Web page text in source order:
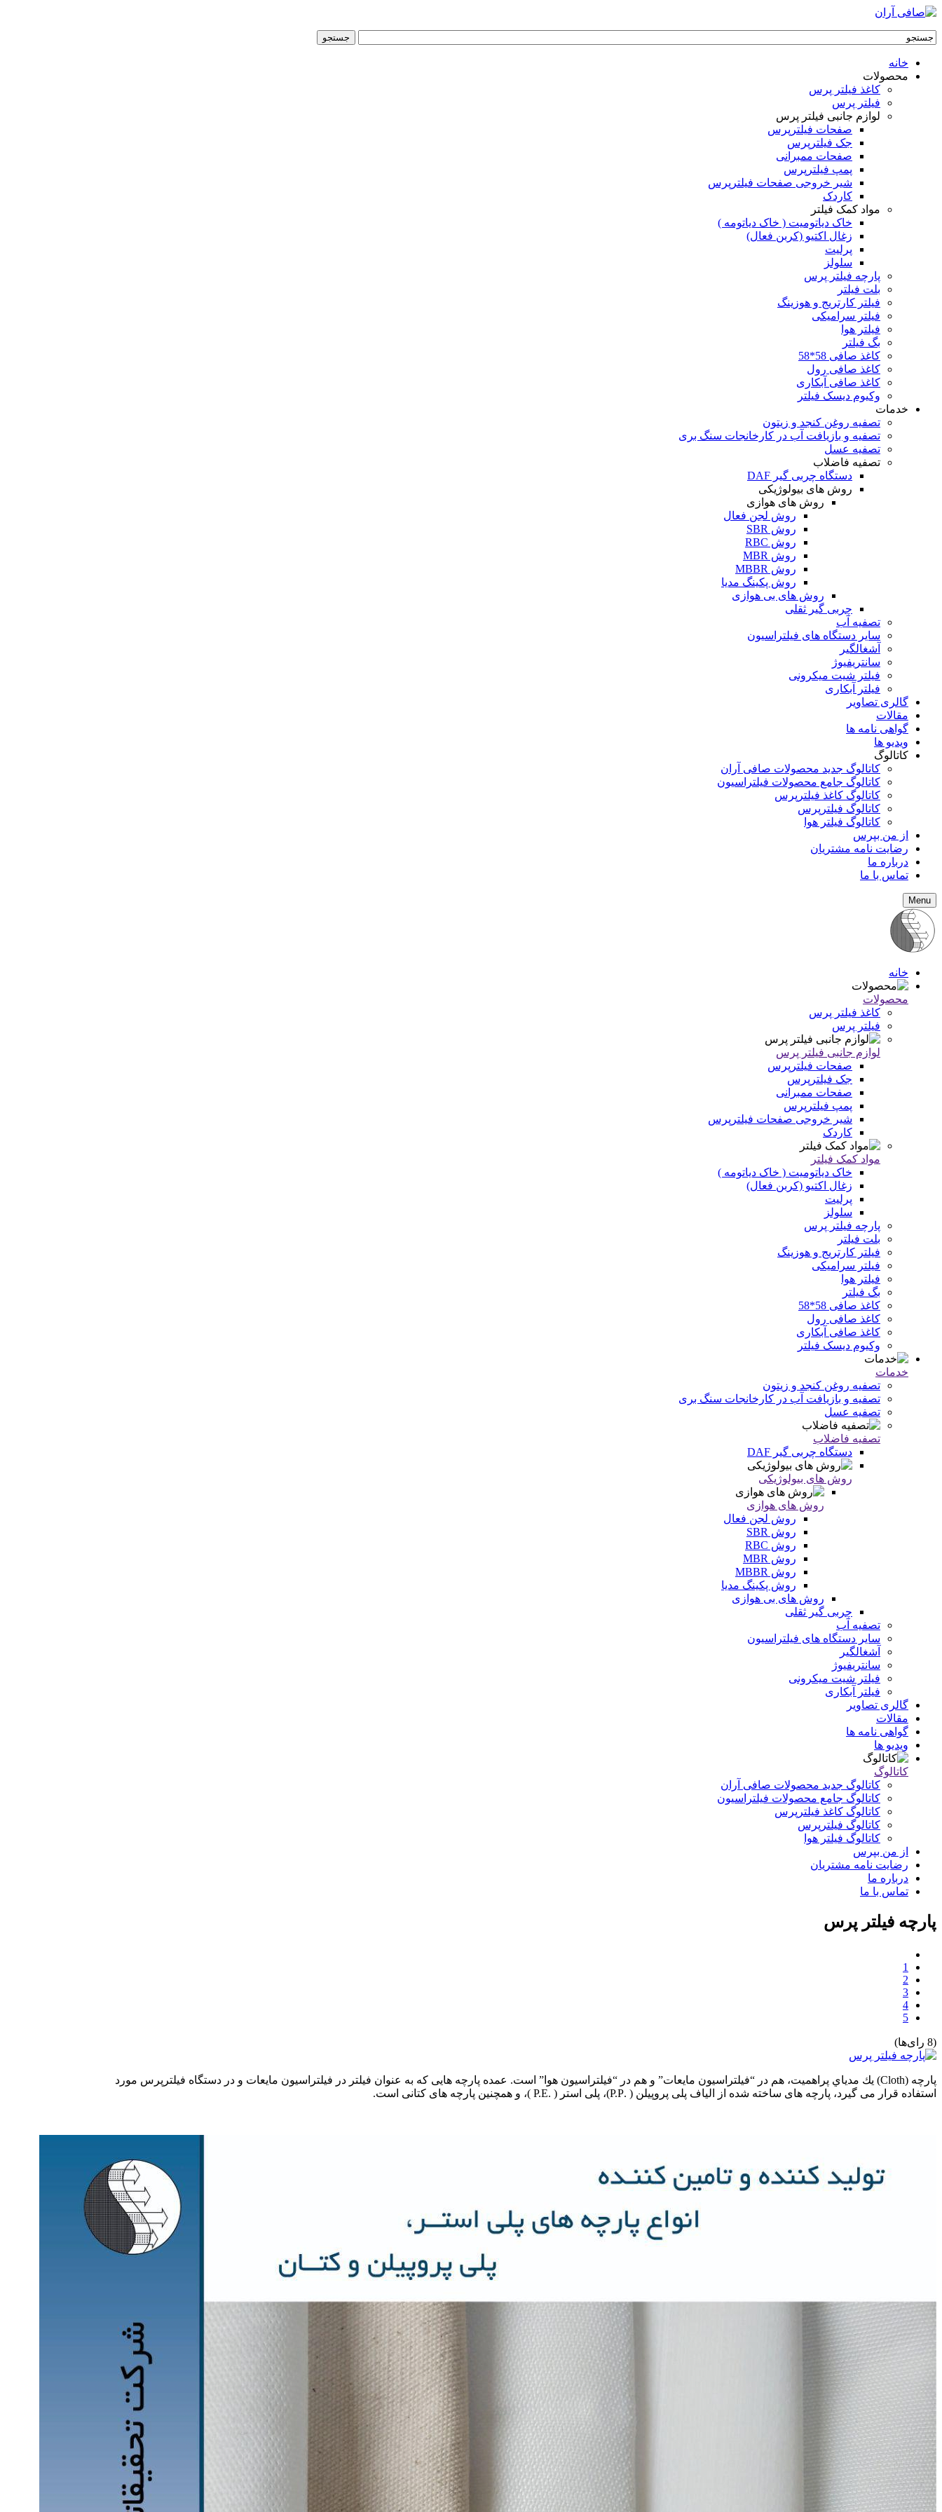
خانه
محصولات
کاغذ فیلتر پرس
فیلتر پرس
لوازم جانبی فیلتر پرس
صفحات فیلترپرس
جک فیلترپرس
صفحات ممبرانی
پمپ فیلترپرس
شیر خروجی صفحات فیلترپرس
کاردک
مواد کمک فیلتر
خاک دیاتومیت ( خاک دیاتومه )
زغال اکتیو (کربن فعال)
پرلیت
سلولز
پارچه فیلتر پرس
بلت فیلتر
فیلتر کارتریج و هوزینگ
فیلتر سرامیکی
فیلتر هوا
بگ فیلتر
کاغذ صافی 58*58
کاغذ صافی رول
کاغذ صافی آبکاری
وکیوم دیسک فیلتر
خدمات
تصفیه روغن کنجد و زیتون
تصفیه و بازیافت آب در کارخانجات سنگ بری
تصفیه عسل
تصفیه فاضلاب
دستگاه چربی گیر DAF
روش های بیولوژیکی
روش های هوازی
روش لجن فعال
روش SBR
روش RBC
روش MBR
روش MBBR
روش پکینگ مدیا
روش های بی هوازی
چربی گیر ثقلی
تصفیه آب
سایر دستگاه های فیلتراسیون
آشغالگیر
سانتریفیوژ
فیلتر شیت میکرونی
فیلتر آبکاری
گالری تصاویر
مقالات
گواهی نامه ها
ویدیو ها
کاتالوگ
کاتالوگ جدید محصولات صافی آران
کاتالوگ جامع محصولات فیلتراسیون
کاتالوگ کاغذ فیلترپرس
کاتالوگ فیلترپرس
کاتالوگ فیلتر هوا
از من بپرس
رضایت نامه مشتریان
درباره ما
تماس با ما
Menu
خانه
محصولات
کاغذ فیلتر پرس
فیلتر پرس
لوازم جانبی فیلتر پرس
صفحات فیلترپرس
جک فیلترپرس
صفحات ممبرانی
پمپ فیلترپرس
شیر خروجی صفحات فیلترپرس
کاردک
مواد کمک فیلتر
خاک دیاتومیت ( خاک دیاتومه )
زغال اکتیو (کربن فعال)
پرلیت
سلولز
پارچه فیلتر پرس
بلت فیلتر
فیلتر کارتریج و هوزینگ
فیلتر سرامیکی
فیلتر هوا
بگ فیلتر
کاغذ صافی 58*58
کاغذ صافی رول
کاغذ صافی آبکاری
وکیوم دیسک فیلتر
خدمات
تصفیه روغن کنجد و زیتون
تصفیه و بازیافت آب در کارخانجات سنگ بری
تصفیه عسل
تصفیه فاضلاب
دستگاه چربی گیر DAF
روش های بیولوژیکی
روش های هوازی
روش لجن فعال
روش SBR
روش RBC
روش MBR
روش MBBR
روش پکینگ مدیا
روش های بی هوازی
چربی گیر ثقلی
تصفیه آب
سایر دستگاه های فیلتراسیون
آشغالگیر
سانتریفیوژ
فیلتر شیت میکرونی
فیلتر آبکاری
گالری تصاویر
مقالات
گواهی نامه ها
ویدیو ها
کاتالوگ
کاتالوگ جدید محصولات صافی آران
کاتالوگ جامع محصولات فیلتراسیون
کاتالوگ کاغذ فیلترپرس
کاتالوگ فیلترپرس
کاتالوگ فیلتر هوا
از من بپرس
رضایت نامه مشتریان
درباره ما
تماس با ما
پارچه فیلتر پرس
1
2
3
4
5
(8 رای‌ها)
پارچه (Cloth) يك مدياي پراهميت، هم در “فيلتراسيون مايعات” و هم در “فيلتراسيون هوا” است. عمده پارچه هايی که به عنوان فيلتر در فيلتراسيون مايعات و در دستگاه فيلترپرس مورد
استفاده قرار می گيرد، پارچه های ساخته شده از الياف پلی پروپيلن ( .P.P)، پلی استر ( .P.E )، و همچنين پارچه های کتانی است.